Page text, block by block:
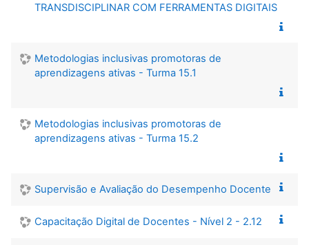
TRANSDISCIPLINAR COM FERRAMENTAS DIGITAIS
Metodologias inclusivas promotoras de
aprendizagens ativas - Turma 15.1
Metodologias inclusivas promotoras de
aprendizagens ativas - Turma 15.2
Supervisão e Avaliação do Desempenho Docente
Capacitação Digital de Docentes - Nível 2 - 2.12